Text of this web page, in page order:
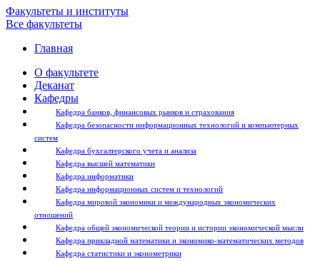
Факультеты и институты
Все факультеты
Главная
О факультете
Деканат
Кафедры
Кафедра банков, финансовых рынков и страхования
Кафедра безопасности информационных технологий и компьютерных
систем
Кафедра бухгалтерского учета и анализа
Кафедра высшей математики
Кафедра информатики
Кафедра информационных систем и технологий
Кафедра мировой экономики и международных экономических
отношений
Кафедра общей экономической теории и истории экономической мысли
Кафедра прикладной математики и экономико-математических методов
Кафедра статистики и эконометрики